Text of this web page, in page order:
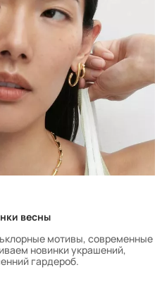
весны
мотивы, современные
новинки украшений,
гардероб.